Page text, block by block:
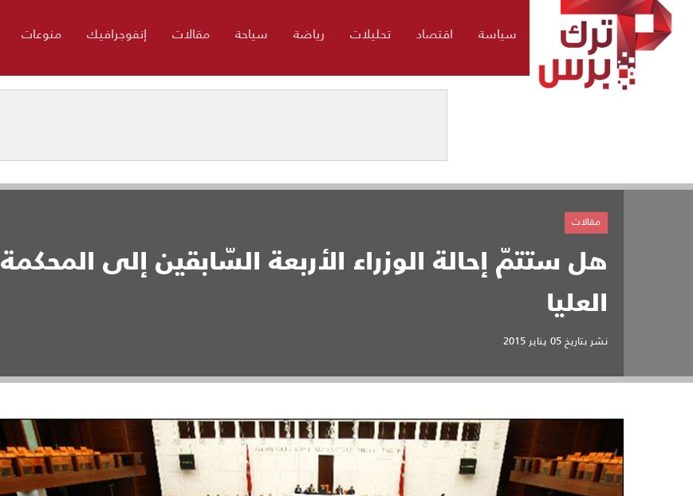
سياسة اقتصاد تحليلات رياضة سياحة مقالات إنفوجرافيك منوعات
هل ستتمّ إحالة الوزراء الأربعة السّابقين إلى المحكمة
العليا
نشر بتاريخ05 يناير 2015
مقالات